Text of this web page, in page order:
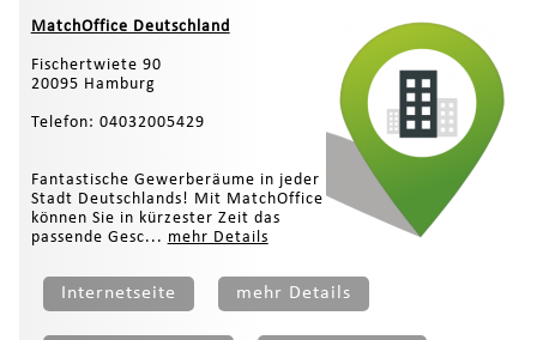
MatchOffice Deutschland
Fischertwiete 90
20095 Hamburg
Telefon: 04032005429
Fantastische Gewerberäume in jeder
Stadt Deutschlands! Mit MatchOffice
können Sie in kürzester Zeit das
passende Gesc... mehr Details
Internetseite mehr Details